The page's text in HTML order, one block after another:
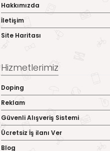
Hakkımızda
İletişim
Site Haritası
Hizmetlerimiz
Doping
Reklam
Güvenli Alışveriş Sistemi
Ücretsiz İş ilanı Ver
Blog